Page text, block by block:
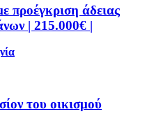
προέγκριση άδειας
| 215.000€ |
του οικισμού